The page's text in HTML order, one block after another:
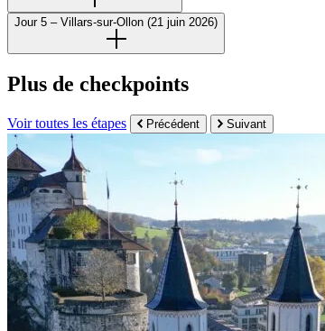
Jour 5 – Villars-sur-Ollon (21 juin 2026)
Plus de checkpoints
Voir toutes les étapes Précédent Suivant